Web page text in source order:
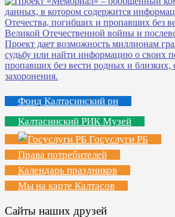
Фонд Калтасинский рн
Калтасинский РИК Музей
Госуслуги РБ
Права потребителей
Календарь праздников
Мы на карте Калтасов
Сайты наших друзей